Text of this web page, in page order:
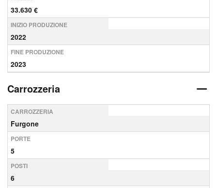
33.630 €
INIZIO PRODUZIONE
2022
FINE PRODUZIONE
2023
Carrozzeria
CARROZZERIA
Furgone
PORTE
5
POSTI
6